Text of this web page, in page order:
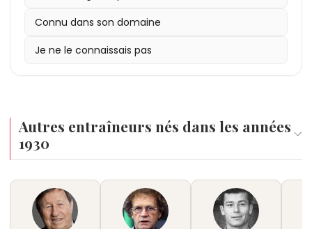
Connu dans son domaine
Je ne le connaissais pas
Autres entraîneurs nés dans les années
1930